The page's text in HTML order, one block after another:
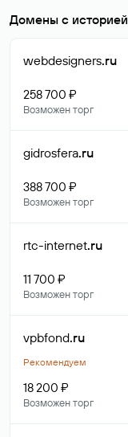
Домены с историей
webdesigners.ru
258 700 ₽
Возможен торг
gidrosfera.ru
388 700 ₽
Возможен торг
rtc-internet.ru
11 700 ₽
Возможен торг
vpbfond.ru
Рекомендуем
18 200 ₽
Возможен торг